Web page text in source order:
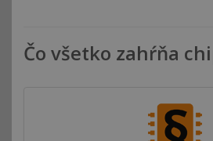
Čo všetko zahŕňa